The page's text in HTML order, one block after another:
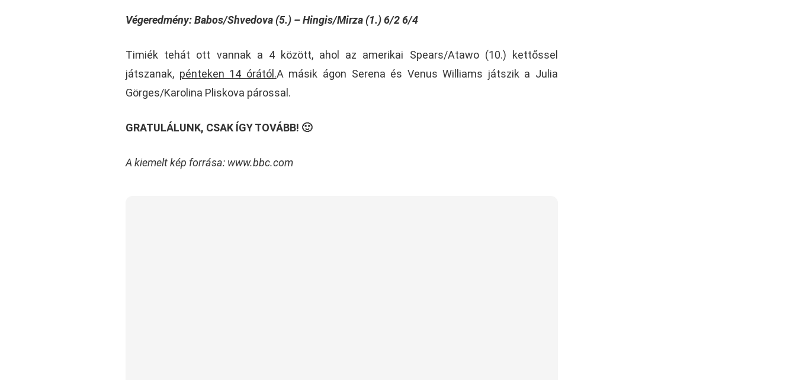
Végeredmény: Babos/Shvedova (5.) – Hingis/Mirza (1.) 6/2 6/4
Timiék tehát ott vannak a 4 között, ahol az amerikai Spears/Atawo (10.) kettőssel
játszanak, pénteken 14 órától.A másik ágon Serena és Venus Williams játszik a Julia
Görges/Karolina Pliskova párossal.
GRATULÁLUNK, CSAK ÍGY TOVÁBB! 🙂
A kiemelt kép forrása: www.bbc.com